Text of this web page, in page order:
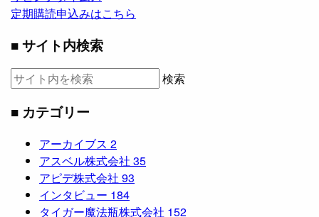
定期購読申込みはこちら
■ サイト内検索
検索
■ カテゴリー
アーカイブス 2
アスベル株式会社 35
アピデ株式会社 93
インタビュー 184
タイガー魔法瓶株式会社 152